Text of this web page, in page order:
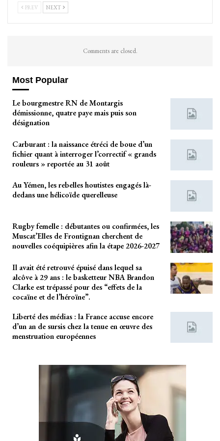
PREV NEXT
Comments are closed.
Most Popular
Le bourgmestre RN de Montargis
démissionne, quatre paye mais puis son
désignation
Carburant : la naissance étréci de boue d’un
fichier quant à interroger l’correctif « grands
rouleurs » reportée au 31 août
Au Yémen, les rebelles houtistes engagés là-
dedans une hélicoïde querelleuse
Rugby femelle : débutantes ou confirmées, les
Muscat’Elles de Frontignan cherchent de
nouvelles coéquipières afin la étape 2026-2027
Il avait été retrouvé épuisé dans lequel sa
alcôve à 29 ans : le basketteur NBA Brandon
Clarke est trépassé pour des “effets de la
cocaïne et de l’héroïne”.
Liberté des médias : la France accuse encore
d’un an de sursis chez la tenue en œuvre des
menstruation européennes